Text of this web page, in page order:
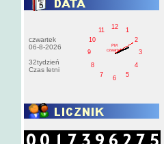
czwartek
06-8-2026
32tydzień
Czas letni
1
2
3
4
5
6
7
8
9
10
11
12
PM
czwartek